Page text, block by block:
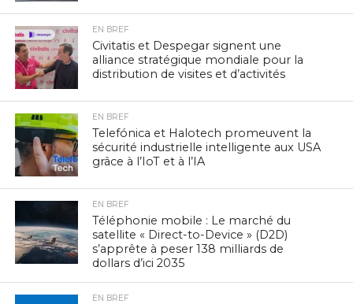
EN BREF
Civitatis et Despegar signent une
alliance stratégique mondiale pour la
distribution de visites et d’activités
EN BREF
Telefónica et Halotech promeuvent la
sécurité industrielle intelligente aux USA
grâce à l’IoT et à l’IA
EN BREF
Téléphonie mobile : Le marché du
satellite « Direct-to-Device » (D2D)
s’apprête à peser 138 milliards de
dollars d’ici 2035
EN BREF